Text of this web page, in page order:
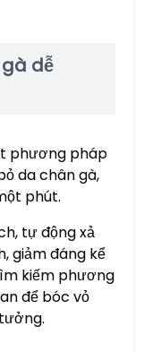
dễ
phương pháp
da chân gà,
phút.
tự động xả
giảm đáng kể
kiếm phương
để bóc vỏ